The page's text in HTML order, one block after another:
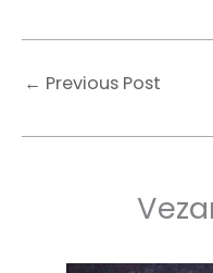
← Previous Post